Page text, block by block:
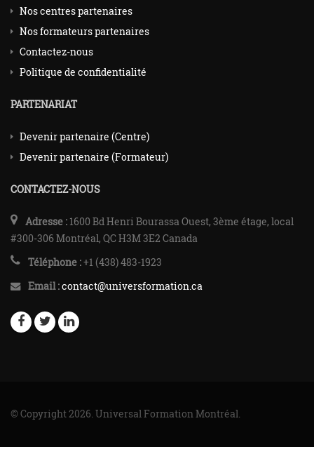
Nos centres partenaires
Nos formateurs partenaires
Contactez-nous
Politique de confidentialité
PARTENARIAT
Devenir partenaire (Centre)
Devenir partenaire (Formateur)
CONTACTEZ-NOUS
Adresse : 1600 Bd Henri Bourassa Ouest, 3ème étage, local
#300-306 Montréal, QC H3M 3E2 Canada
Téléphone :+1 (438) 483-1923
Email :contact@universformation.ca
© Copyright 2026. Universal Formation Montréal.